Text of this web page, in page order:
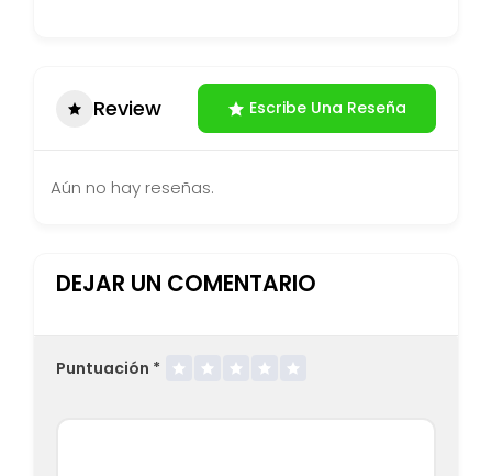
Review Escribe Una Reseña
Aún no hay reseñas.
DEJAR UN COMENTARIO
Puntuación *